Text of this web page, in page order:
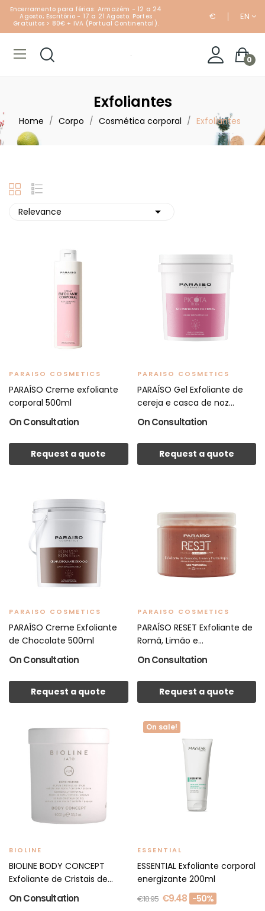
Encerramento para férias: Armazém - 12 a 24
Agosto; Escritório - 17 a 21 Agosto. Portes
Gratuitos > 80€ + IVA (Portual Continental).
€ EN
0
Exfoliantes
Home Corpo Cosmética corporal Exfoliantes
Relevance 
PARAISO COSMETICS
PARAÍSO Creme exfoliante
corporal 500ml
On Consultation
Request a quote
PARAISO COSMETICS
PARAÍSO Gel Exfoliante de
cereja e casca de noz...
On Consultation
Request a quote
PARAISO COSMETICS
PARAÍSO Creme Exfoliante
de Chocolate 500ml
On Consultation
Request a quote
PARAISO COSMETICS
PARAÍSO RESET Exfoliante de
Romã, Limão e...
On Consultation
Request a quote
BIOLINE
BIOLINE BODY CONCEPT
Exfoliante de Cristais de...
On Consultation
On sale!
ESSENTIAL
ESSENTIAL Exfoliante corporal
energizante 200ml
€18.95 €9.48 -50%